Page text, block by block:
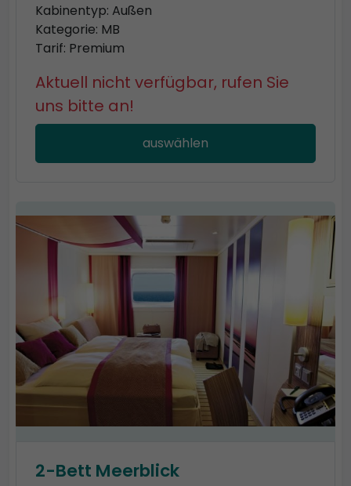
Kabinentyp: Außen
Kategorie: MB
Tarif: Premium
Aktuell nicht verfügbar, rufen Sie
uns bitte an!
auswählen
2-Bett Meerblick